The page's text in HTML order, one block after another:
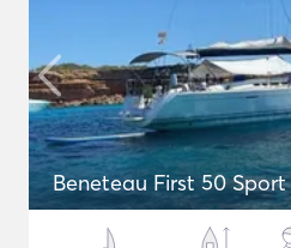
Beneteau First 50 Sport